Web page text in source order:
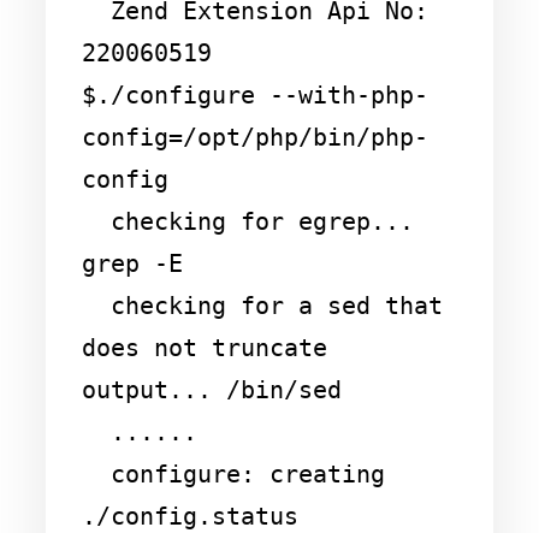
220060519
$./configure --with-php-
config=/opt/php/bin/php-
config
grep -E
does not truncate
output... /bin/sed
./config.status